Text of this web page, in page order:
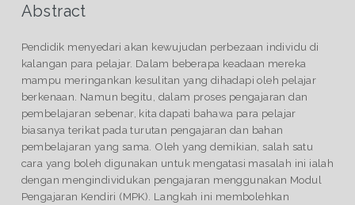
Abstract
Pendidik menyedari akan kewujudan perbezaan individu di
kalangan para pelajar. Dalam beberapa keadaan mereka
mampu meringankan kesulitan yang dihadapi oleh pelajar
berkenaan. Namun begitu, dalam proses pengajaran dan
pembelajaran sebenar, kita dapati bahawa para pelajar
biasanya terikat pada turutan pengajaran dan bahan
pembelajaran yang sama. Oleh yang demikian, salah satu
cara yang boleh digunakan untuk mengatasi masalah ini ialah
dengan mengindividukan pengajaran menggunakan Modul
Pengajaran Kendiri (MPK). Langkah ini membolehkan